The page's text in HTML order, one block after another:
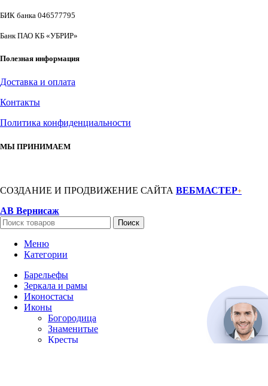
БИК банка 046577795
Банк ПАО КБ «УБРИР»
Полезная информация
Доставка и оплата
Контакты
Политика конфиденциальности
МЫ ПРИНИМАЕМ
СОЗДАНИЕ И ПРОДВИЖЕНИЕ САЙТА ВЕБМАСТЕР+
АВ Вернисаж
Поиск
Меню
Категории
Барельефы
Зеркала и рамы
Иконостасы
Иконы
Богородица
Знаменитые
Кресты